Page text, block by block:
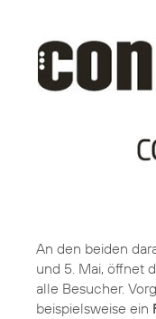
An den beiden
und 5. Mai, öffnet
alle Besucher.
beispielsweise ein